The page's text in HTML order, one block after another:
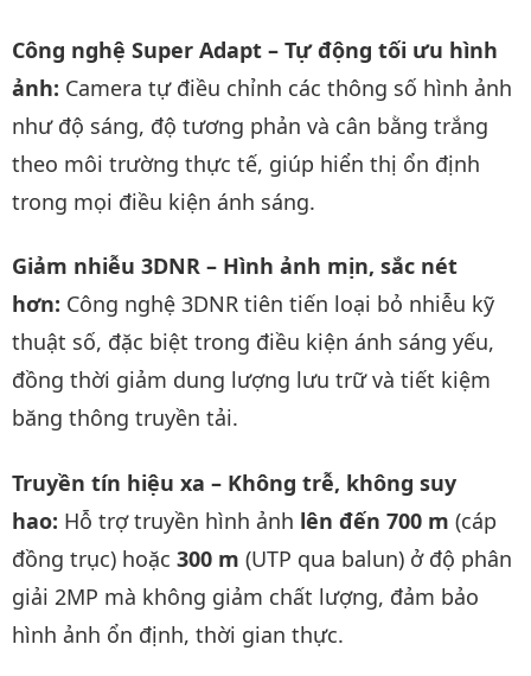
Công nghệ Super Adapt – Tự động tối ưu hình
ảnh: Camera tự điều chỉnh các thông số hình ảnh
như độ sáng, độ tương phản và cân bằng trắng
theo môi trường thực tế, giúp hiển thị ổn định
trong mọi điều kiện ánh sáng.
Giảm nhiễu 3DNR – Hình ảnh mịn, sắc nét
hơn: Công nghệ 3DNR tiên tiến loại bỏ nhiễu kỹ
thuật số, đặc biệt trong điều kiện ánh sáng yếu,
đồng thời giảm dung lượng lưu trữ và tiết kiệm
băng thông truyền tải.
Truyền tín hiệu xa – Không trễ, không suy
hao: Hỗ trợ truyền hình ảnh lên đến 700 m (cáp
đồng trục) hoặc 300 m (UTP qua balun) ở độ phân
giải 2MP mà không giảm chất lượng, đảm bảo
hình ảnh ổn định, thời gian thực.